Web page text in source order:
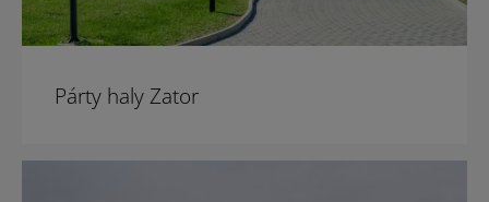
Párty haly Zator